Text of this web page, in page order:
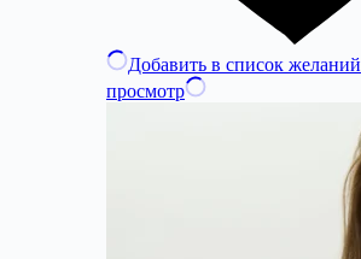
Добавить в список желаний
просмотр